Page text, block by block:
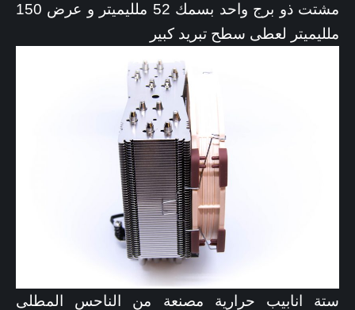
مشتت ذو برج واحد بسمك 52 ملليميتر و عرض 150
ملليميتر لعطى سطح تبريد كبير
ستة انابيب حرارية مصنعة من الناحس المطلى